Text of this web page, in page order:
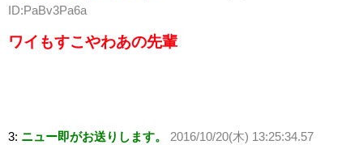
ID:PaBv3Pa6a
ワイもすこやわあの先輩
3: ニュー即がお送りします。
2016/10/20(木) 13:25:34.57